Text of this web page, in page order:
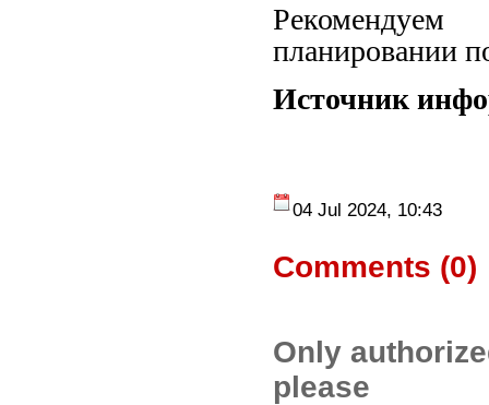
планировании
Источник
04 Jul 2024, 10:43
Comments (0)
Only
please